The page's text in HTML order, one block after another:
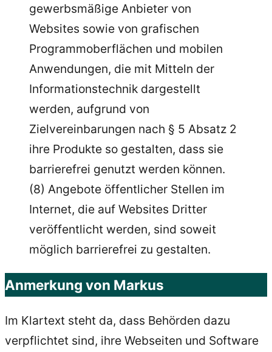
gewerbsmäßige Anbieter von
Websites sowie von grafischen
Programmoberflächen und mobilen
Anwendungen, die mit Mitteln der
Informationstechnik dargestellt
werden, aufgrund von
Zielvereinbarungen nach § 5 Absatz 2
ihre Produkte so gestalten, dass sie
barrierefrei genutzt werden können.
(8) Angebote öffentlicher Stellen im
Internet, die auf Websites Dritter
veröffentlicht werden, sind soweit
möglich barrierefrei zu gestalten.
Anmerkung von Markus
Im Klartext steht da, dass Behörden dazu
verpflichtet sind, ihre Webseiten und Software